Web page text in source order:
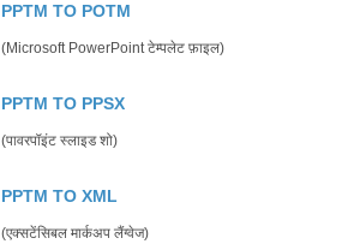
PPTM TO POTM
(Microsoft PowerPoint टेम्पलेट फ़ाइल)
PPTM TO PPSX
(पावरपॉइंट स्लाइड शो)
PPTM TO XML
(एक्सटेंसिबल मार्कअप लैंग्वेज)